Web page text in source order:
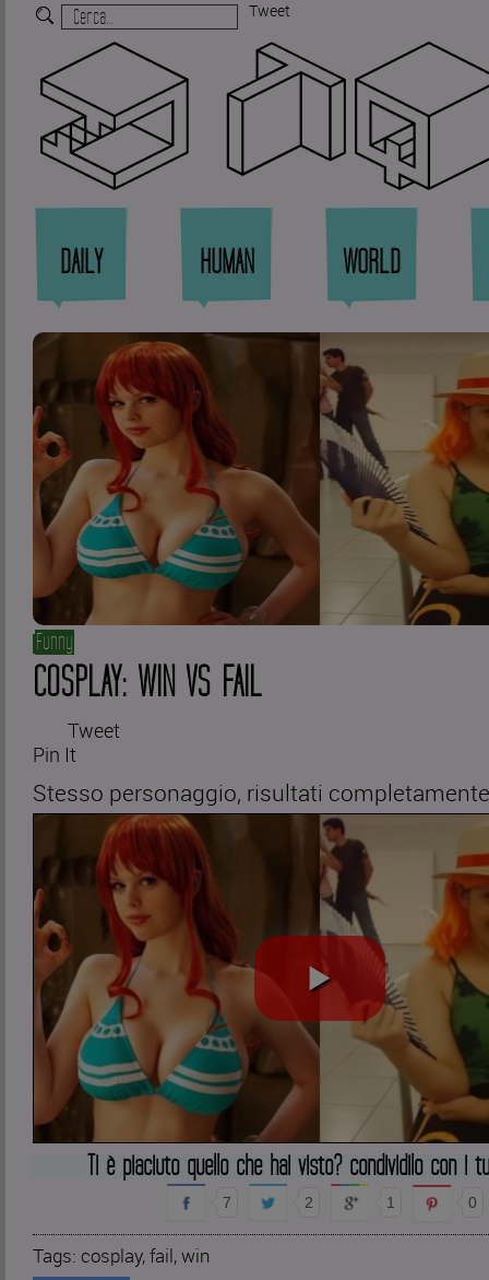
Tweet
DAILY HUMAN WORLD
Funny
COSPLAY: WIN VS FAIL
Tweet
Pin It
Stesso personaggio, risultati
Ti è piaciuto quello che hai visto? condividilo con i
7 2 1 0
Tags: cosplay,fail,win